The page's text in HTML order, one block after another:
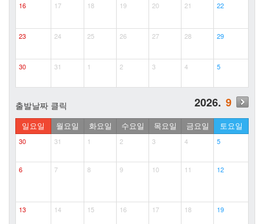
16 17 18 19 20 21 22
23 24 25 26 27 28 29
30 31 1 2 3 4 5
출발날짜 클릭 9
2026.
일요일 월요일 화요일 수요일 목요일 금요일 토요일
30 31 1 2 3 4 5
6 7 8 9 10 11 12
13 14 15 16 17 18 19